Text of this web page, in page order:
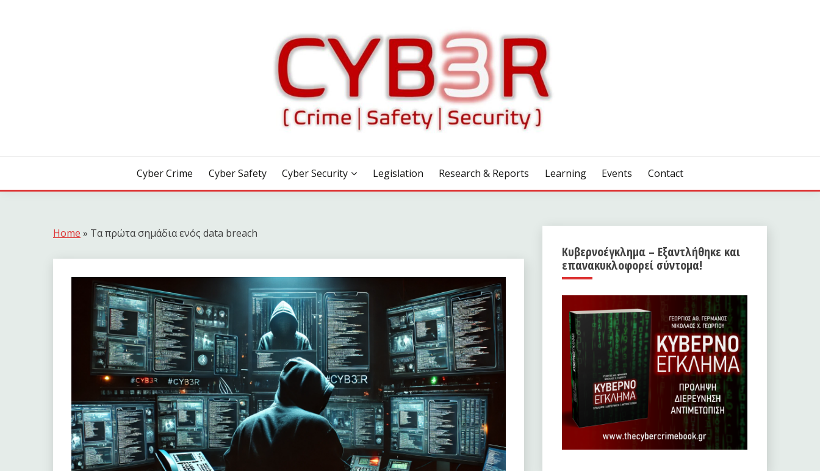
Cyber Crime Cyber Safety Cyber Security Legislation Research & Reports Learning Events Contact
Home » Τα πρώτα σημάδια ενός data breach
Κυβερνοέγκλημα – Εξαντλήθηκε και
επανακυκλοφορεί σύντομα!